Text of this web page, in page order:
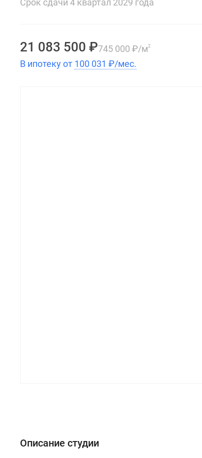
Срок сдачи 4 квартал 2029 года
21 083 500 ₽745 000 ₽/м2
В ипотеку от 100 031 ₽/мес.
Описание студии